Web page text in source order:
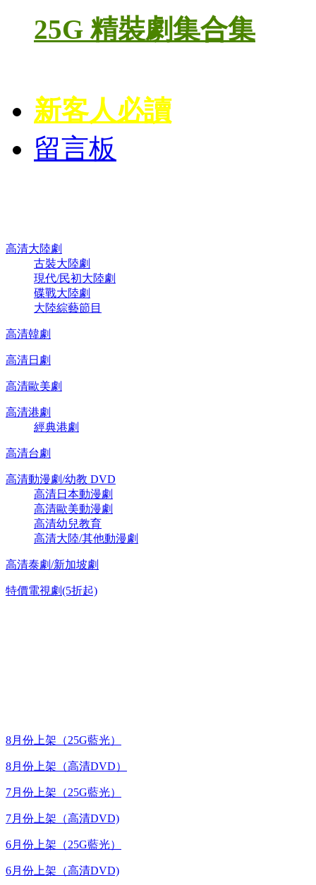
25G 精裝劇集合集
新客人必讀
留言板
高清大陸劇
古裝大陸劇
現代/民初大陸劇
碟戰大陸劇
大陸綜藝節目
高清韓劇
高清日劇
高清歐美劇
高清港劇
經典港劇
高清台劇
高清動漫劇/幼教 DVD
高清日本動漫劇
高清歐美動漫劇
高清幼兒教育
高清大陸/其他動漫劇
高清泰劇/新加坡劇
特價電視劇(5折起)
8月份上架（25G藍光）
8月份上架（高清DVD）
7月份上架（25G藍光）
7月份上架（高清DVD)
6月份上架（25G藍光）
6月份上架（高清DVD)